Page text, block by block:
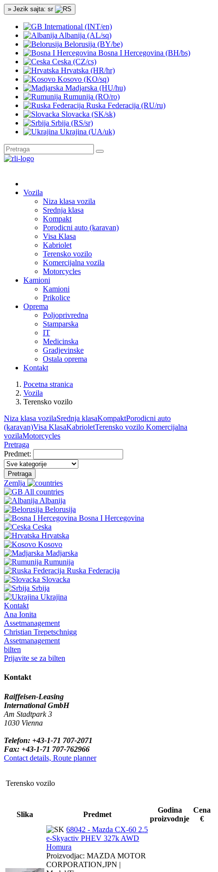
» Jezik sajta: sr
International (INT/en)
Albanija (AL/sq)
Belorusija (BY/be)
Bosna I Hercegovina (BH/bs)
Ceska (CZ/cs)
Hrvatska (HR/hr)
Kosovo (KO/sq)
Madjarska (HU/hu)
Rumunija (RO/ro)
Ruska Federacija (RU/ru)
Slovacka (SK/sk)
Srbija (RS/sr)
Ukrajina (UA/uk)
Vozila
Niza klasa vozila
Srednja klasa
Kompakt
Porodicni auto (karavan)
Visa Klasa
Kabriolet
Terensko vozilo
Komercijalna vozila
Motorcycles
Kamioni
Kamioni
Prikolice
Oprema
Poljoprivredna
Stamparska
IT
Medicinska
Gradjevinske
Ostala oprema
Kontakt
Pocetna stranica
Vozila
Terensko vozilo
Niza klasa vozilaSrednja klasaKompaktPorodicni auto
(karavan)Visa KlasaKabrioletTerensko vozilo Komercijalna
vozilaMotorcycles
Pretraga
Predmet:
Pretraga
Zemlja
All countries
Albanija
Belorusija
Bosna I Hercegovina
Ceska
Hrvatska
Kosovo
Madjarska
Rumunija
Ruska Federacija
Slovacka
Srbija
Ukrajina
Kontakt
Ana Ionita
Assetmanagement
Christian Trepetschnigg
Assetmanagement
bilten
Prijavite se za bilten
Kontakt
Raiffeisen-Leasing
International GmbH
Am Stadtpark 3
1030 Vienna
Telefon: +43-1-71 707-2071
Fax: +43-1-71 707-762966
Contact details, Route planner
Terensko vozilo
Slika Predmet
Godina
proizvodnje
Cena
€
68042 - Mazda CX-60 2.5
e-Skyactiv PHEV 327k AWD
Homura
Proizvodjac: MAZDA MOTOR
CORPORATION,JPN |